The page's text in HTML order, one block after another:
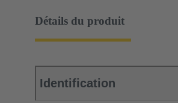
Détails du produit
Identification